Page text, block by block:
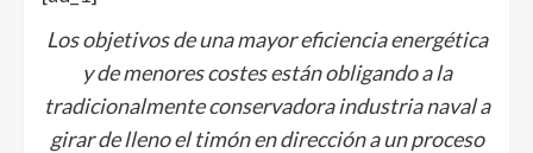
Los objetivos de una mayor eficiencia energética
y de menores costes están obligando a la
tradicionalmente conservadora industria naval a
girar de lleno el timón en dirección a un proceso